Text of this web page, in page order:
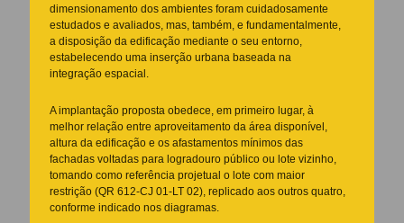
dimensionamento dos ambientes foram cuidadosamente
estudados e avaliados, mas, também, e fundamentalmente,
a disposição da edificação mediante o seu entorno,
estabelecendo uma inserção urbana baseada na
integração espacial.
A implantação proposta obedece, em primeiro lugar, à
melhor relação entre aproveitamento da área disponível,
altura da edificação e os afastamentos mínimos das
fachadas voltadas para logradouro público ou lote vizinho,
tomando como referência projetual o lote com maior
restrição (QR 612-CJ 01-LT 02), replicado aos outros quatro,
conforme indicado nos diagramas.